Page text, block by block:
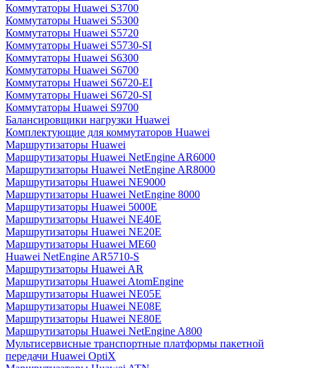
Коммутаторы Huawei S3700
Коммутаторы Huawei S5300
Коммутаторы Huawei S5720
Коммутаторы Huawei S5730-SI
Коммутаторы Huawei S6300
Коммутаторы Huawei S6700
Коммутаторы Huawei S6720-EI
Коммутаторы Huawei S6720-SI
Коммутаторы Huawei S9700
Балансировщики нагрузки Huawei
Комплектующие для коммутаторов Huawei
Маршрутизаторы Huawei
Маршрутизаторы Huawei NetEngine AR6000
Маршрутизаторы Huawei NetEngine AR8000
Маршрутизаторы Huawei NE9000
Маршрутизаторы Huawei NetEngine 8000
Маршрутизаторы Huawei 5000E
Маршрутизаторы Huawei NE40E
Маршрутизаторы Huawei NE20E
Маршрутизаторы Huawei ME60
Huawei NetEngine AR5710-S
Маршрутизаторы Huawei AR
Маршрутизаторы Huawei AtomEngine
Маршрутизаторы Huawei NE05E
Маршрутизаторы Huawei NE08E
Маршрутизаторы Huawei NE80E
Маршрутизаторы Huawei NetEngine A800
Мультисервисные транспортные платформы пакетной
передачи Huawei OptiX